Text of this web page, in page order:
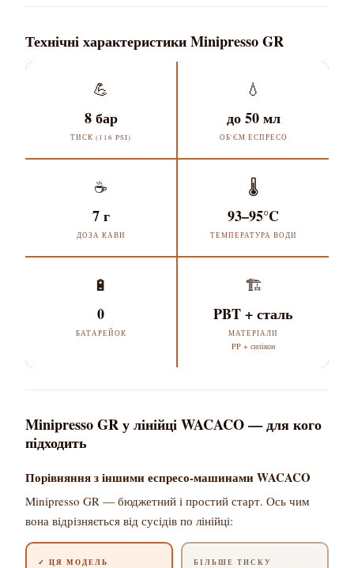
Технічні характеристики Minipresso GR
💪
8 бар
ТИСК (116 PSI)
💧
до 50 мл
ОБ'ЄМ ЕСПРЕСО
☕
7 г
ДОЗА КАВИ
🌡️
93–95°C
ТЕМПЕРАТУРА ВОДИ
🔋
0
БАТАРЕЙОК
🏗️
PBT + сталь
МАТЕРІАЛИ
PP + силікон
Minipresso GR у лінійці WACACO — для кого
підходить
Порівняння з іншими еспресо-машинами WACACO
Minipresso GR — бюджетний і простий старт. Ось чим
вона відрізняється від сусідів по лінійці:
✓ ЦЯ МОДЕЛЬ БІЛЬШЕ ТИСКУ